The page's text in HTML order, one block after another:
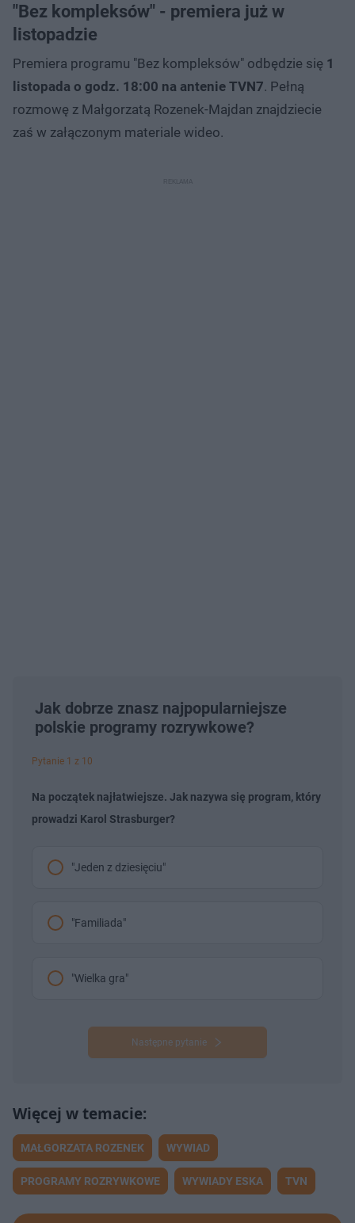
"Bez kompleksów" - premiera już w
listopadzie
Premiera programu "Bez kompleksów" odbędzie się 1
listopada o godz. 18:00 na antenie TVN7. Pełną
rozmowę z Małgorzatą Rozenek-Majdan znajdziecie
zaś w załączonym materiale wideo.
Jak dobrze znasz najpopularniejsze
polskie programy rozrywkowe?
Pytanie 1 z 10
Na początek najłatwiejsze. Jak nazywa się program, który
prowadzi Karol Strasburger?
"Jeden z dziesięciu"
"Familiada"
"Wielka gra"
Następne pytanie
MAŁGORZATA ROZENEK WYWIAD
PROGRAMY ROZRYWKOWE WYWIADY ESKA TVN